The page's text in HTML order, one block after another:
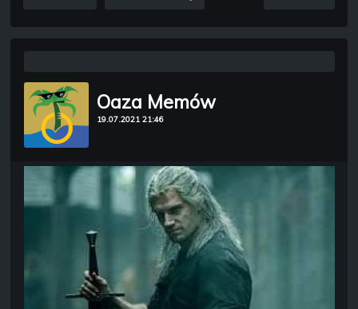
Oaza Memów
19.07.2021 21:46